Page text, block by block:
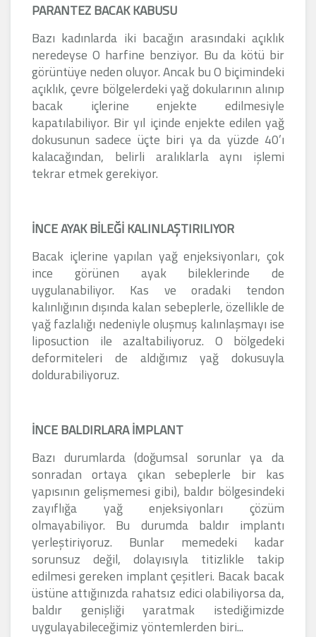
PARANTEZ BACAK KABUSU
Bazı kadınlarda iki bacağın arasındaki açıklık
neredeyse O harfine benziyor. Bu da kötü bir
görüntüye neden oluyor. Ancak bu O biçimindeki
açıklık, çevre bölgelerdeki yağ dokularının alınıp
bacak içlerine enjekte edilmesiyle
kapatılabiliyor. Bir yıl içinde enjekte edilen yağ
dokusunun sadece üçte biri ya da yüzde 40’ı
kalacağından, belirli aralıklarla aynı işlemi
tekrar etmek gerekiyor.
İNCE AYAK BİLEĞİ KALINLAŞTIRILIYOR
Bacak içlerine yapılan yağ enjeksiyonları, çok
ince görünen ayak bileklerinde de
uygulanabiliyor. Kas ve oradaki tendon
kalınlığının dışında kalan sebeplerle, özellikle de
yağ fazlalığı nedeniyle oluşmuş kalınlaşmayı ise
liposuction ile azaltabiliyoruz. O bölgedeki
deformiteleri de aldığımız yağ dokusuyla
doldurabiliyoruz.
İNCE BALDIRLARA İMPLANT
Bazı durumlarda (doğumsal sorunlar ya da
sonradan ortaya çıkan sebeplerle bir kas
yapısının gelişmemesi gibi), baldır bölgesindeki
zayıflığa yağ enjeksiyonları çözüm
olmayabiliyor. Bu durumda baldır implantı
yerleştiriyoruz. Bunlar memedeki kadar
sorunsuz değil, dolayısıyla titizlikle takip
edilmesi gereken implant çeşitleri. Bacak bacak
üstüne attığınızda rahatsız edici olabiliyorsa da,
baldır genişliği yaratmak istediğimizde
uygulayabileceğimiz yöntemlerden biri...